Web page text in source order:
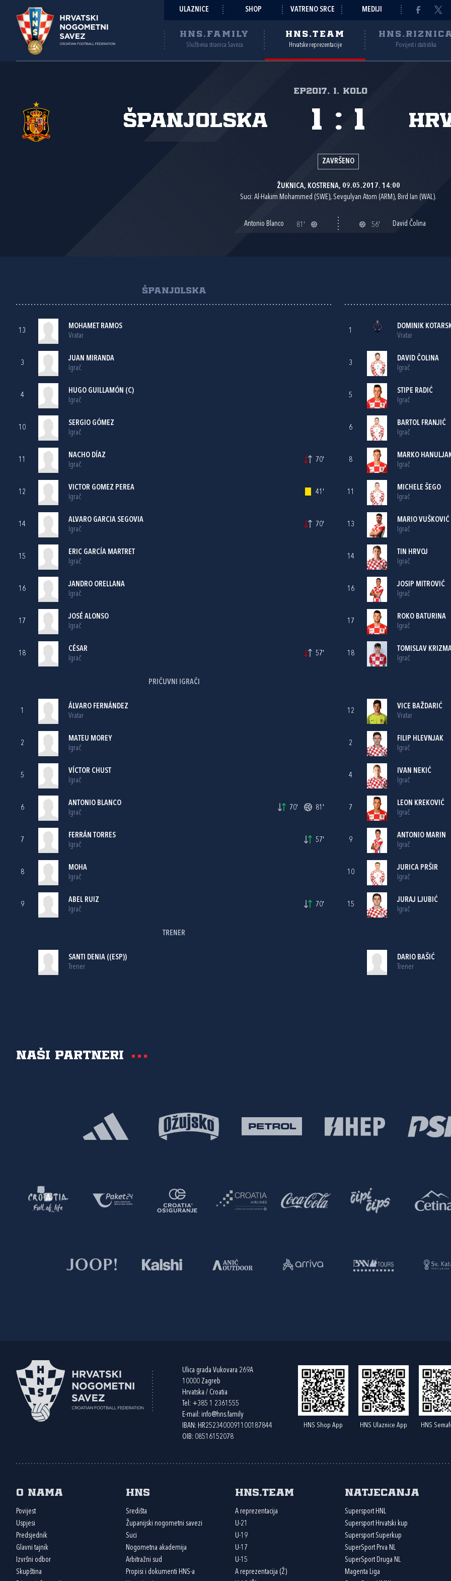
ULAZNICE SHOP VATRENO SRCE MEDIJI
HNS.FAMILY
Službena stranica Saveza
HNS.TEAM
Hrvatske reprezentacije Povijest i statistika
EP2017, 1. kolo
Španjolska 1 : 1
ZAVRŠENO
ŽUKNICA, KOSTRENA, 09.05.2017. 14:00
Suci: Al-Hakim Mohammed (SWE), Sevgulyan Atom (ARM), Bird Ian (WAL).
Antonio Blanco 81' 56' David Čolina
ŠPANJOLSKA
13
MOHAMET RAMOS
Vratar
3
JUAN MIRANDA
Igrač
4
HUGO GUILLAMÓN (C)
Igrač
10
SERGIO GÓMEZ
Igrač
11
NACHO DÍAZ
Igrač
70'
12
VICTOR GOMEZ PEREA
Igrač
41'
14
ALVARO GARCIA SEGOVIA
Igrač
70'
15
ERIC GARCÍA MARTRET
Igrač
16
JANDRO ORELLANA
Igrač
17
JOSÉ ALONSO
Igrač
18
CÉSAR
Igrač
57'
PRIČUVNI IGRAČI
1
ÁLVARO FERNÁNDEZ
Vratar
2
MATEU MOREY
Igrač
5
VÍCTOR CHUST
Igrač
6
ANTONIO BLANCO
Igrač
70' 81'
7
FERRÁN TORRES
Igrač
57'
8
MOHA
Igrač
9
ABEL RUIZ
Igrač
70'
TRENER
SANTI DENIA ((ESP))
Trener
1
DOMINIK
Vratar
3
DAVID ČOLINA
Igrač
5
STIPE RADIĆ
Igrač
6
BARTOL FRANJIĆ
Igrač
8
MARKO
Igrač
11
MICHELE ŠEGO
Igrač
13
MARIO VUŠKOVIĆ
Igrač
14
TIN HRVOJ
Igrač
16
JOSIP MITROVIĆ
Igrač
17
ROKO BATURINA
Igrač
18
TOMISLAV
Igrač
12
VICE BAŽDARIĆ
Vratar
2
FILIP HLEVNJAK
Igrač
4
IVAN NEKIĆ
Igrač
7
LEON KREKOVIĆ
Igrač
9
ANTONIO MARIN
Igrač
10
JURICA PRŠIR
Igrač
15
JURAJ LJUBIĆ
Igrač
DARIO BAŠIĆ
Trener
Naši partneri
Ulica grada Vukovara 269A
10000 Zagreb
Hrvatska / Croatia
Tel: +385 1 2361555
E-mail: info@hns.family
IBAN: HR2523400091100187844
OIB: 08516152078
HNS Shop App HNS Ulaznice App HNS
O nama
Povijest
Uspjesi
Predsjednik
Glavni tajnik
Izvršni odbor
Skupština
HNS
Središta
Županijski nogometni savezi
Suci
Nogometna akademija
Arbitražni sud
Propisi i dokumenti HNS-a
HNS.team
A reprezentacija
U-21
U-19
U-17
U-15
A reprezentacija (Ž)
Natjecanja
Supersport HNL
Supersport Hrvatski kup
Supersport Superkup
SuperSport Prva NL
SuperSport Druga NL
Magenta Liga